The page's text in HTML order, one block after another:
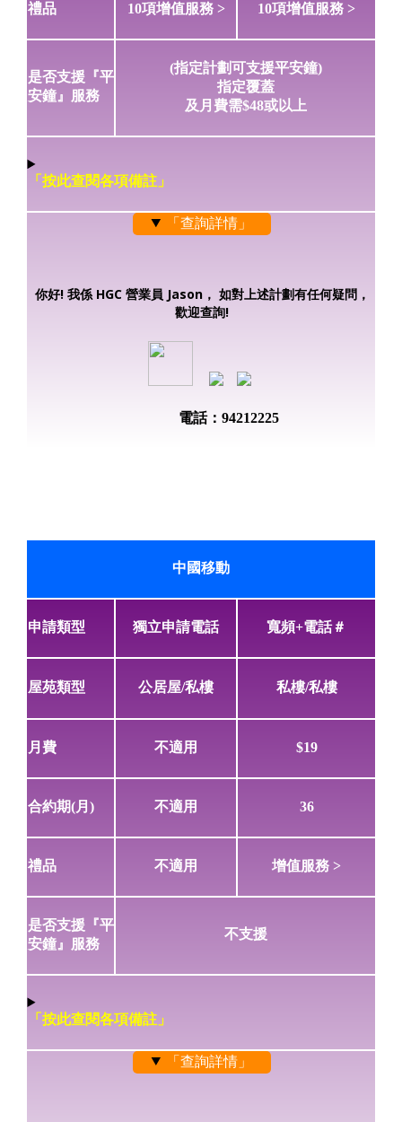
禮品 10項增值服務 > 10項增值服務 >
是否支援『平
安鐘』服務
(指定計劃可支援平安鐘)
指定覆蓋
及月費需$48或以上
「按此查閱各項備註」
「查詢詳情」
你好! 我係 HGC 營業員 Jason， 如對上述計劃有任何疑問，
歡迎查詢!
電話：94212225
中國移動
申請類型 獨立申請電話 寬頻+電話＃
屋苑類型 公居屋/私樓 私樓/私樓
月費 不適用 $19
合約期(月) 不適用 36
禮品 不適用 增值服務 >
是否支援『平
安鐘』服務
不支援
「按此查閱各項備註」
「查詢詳情」